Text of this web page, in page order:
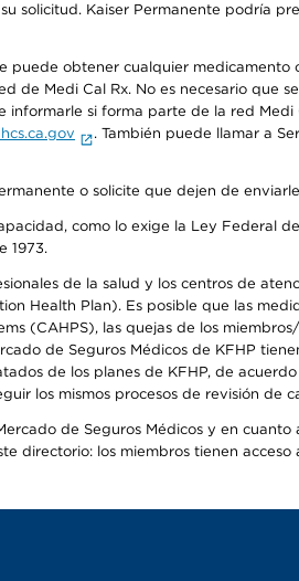
solicitud. Kaiser Permanente podría
puede obtener cualquier medicamento
de Medi Cal Rx. No es necesario que
si forma parte de la red Medi
. También puede llamar a
o solicite que dejen de
como lo exige la Ley Federal
1973.
de la salud y los centros de
Health Plan). Es posible que las
(CAHPS), las quejas de los
de Seguros Médicos de KFHP
de los planes de KFHP, de
los mismos procesos de revisión de
de Seguros Médicos y en cuanto
directorio: los miembros tienen acceso